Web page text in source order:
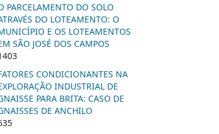
PARCELAMENTO DO SOLO
DO LOTEAMENTO: O
E OS LOTEAMENTOS
SÃO JOSÉ DOS CAMPOS
CONDICIONANTES NA
INDUSTRIAL DE
PARA BRITA: CASO DE
DE ANCHILO